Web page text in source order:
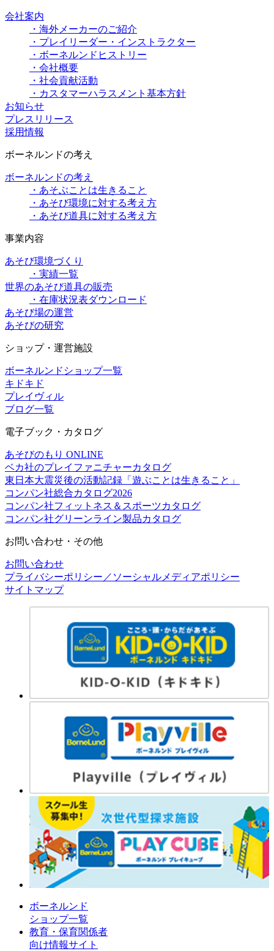
会社案内
・海外メーカーのご紹介
・プレイリーダー・インストラクター
・ボーネルンドヒストリー
・会社概要
・社会貢献活動
・カスタマーハラスメント基本方針
お知らせ
プレスリリース
採用情報
ボーネルンドの考え
ボーネルンドの考え
・あそぶことは生きること
・あそび環境に対する考え方
・あそび道具に対する考え方
事業内容
あそび環境づくり
・実績一覧
世界のあそび道具の販売
・在庫状況表ダウンロード
あそび場の運営
あそびの研究
ショップ・運営施設
ボーネルンドショップ一覧
キドキド
プレイヴィル
ブログ一覧
電子ブック・カタログ
あそびのもり ONLINE
ベカ社のプレイファニチャーカタログ
東日本大震災後の活動記録「遊ぶことは生きること」
コンパン社総合カタログ2026
コンパン社フィットネス＆スポーツカタログ
コンパン社グリーンライン製品カタログ
お問い合わせ・その他
お問い合わせ
プライバシーポリシー／ソーシャルメディアポリシー
サイトマップ
ボーネルンド
ショップ一覧
教育・保育関係者
向け情報サイト